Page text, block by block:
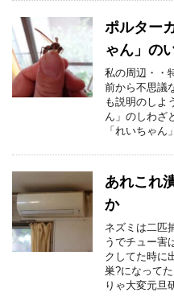
ポルター
ゃん」の
私の周辺・・
前から不思議
も説明のしよ
ん」のしわざ
「れいちゃん
あれこれ
か
ネズミは二匹
うでチュー害
クしてた時に
巣?になって
りゃ大変元旦